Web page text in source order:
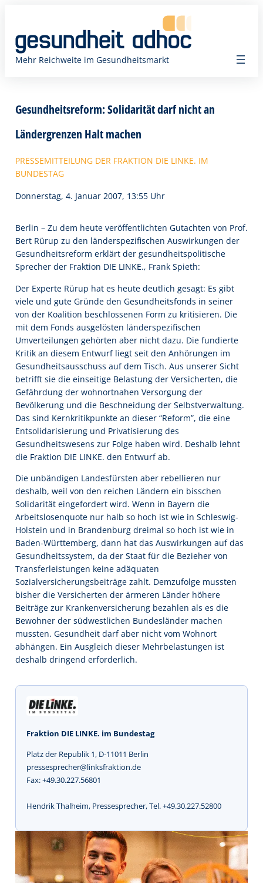
springen
Mehr Reichweite im Gesundheitsmarkt
Gesundheitsreform: Solidarität darf nicht an
Ländergrenzen Halt machen
PRESSEMITTEILUNG DER FRAKTION DIE LINKE. IM
BUNDESTAG
Donnerstag, 4. Januar 2007, 13:55 Uhr
Berlin – Zu dem heute veröffentlichten Gutachten von Prof.
Bert Rürup zu den länderspezifischen Auswirkungen der
Gesundheitsreform erklärt der gesundheitspolitische
Sprecher der Fraktion DIE LINKE., Frank Spieth:
Der Experte Rürup hat es heute deutlich gesagt: Es gibt
viele und gute Gründe den Gesundheitsfonds in seiner
von der Koalition beschlossenen Form zu kritisieren. Die
mit dem Fonds ausgelösten länderspezifischen
Umverteilungen gehörten aber nicht dazu. Die fundierte
Kritik an diesem Entwurf liegt seit den Anhörungen im
Gesundheitsausschuss auf dem Tisch. Aus unserer Sicht
betrifft sie die einseitige Belastung der Versicherten, die
Gefährdung der wohnortnahen Versorgung der
Bevölkerung und die Beschneidung der Selbstverwaltung.
Das sind Kernkritikpunkte an dieser “Reform”, die eine
Entsolidarisierung und Privatisierung des
Gesundheitswesens zur Folge haben wird. Deshalb lehnt
die Fraktion DIE LINKE. den Entwurf ab.
Die unbändigen Landesfürsten aber rebellieren nur
deshalb, weil von den reichen Ländern ein bisschen
Solidarität eingefordert wird. Wenn in Bayern die
Arbeitslosenquote nur halb so hoch ist wie in Schleswig-
Holstein und in Brandenburg dreimal so hoch ist wie in
Baden-Württemberg, dann hat das Auswirkungen auf das
Gesundheitssystem, da der Staat für die Bezieher von
Transferleistungen keine adäquaten
Sozialversicherungsbeiträge zahlt. Demzufolge mussten
bisher die Versicherten der ärmeren Länder höhere
Beiträge zur Krankenversicherung bezahlen als es die
Bewohner der südwestlichen Bundesländer machen
mussten. Gesundheit darf aber nicht vom Wohnort
abhängen. Ein Ausgleich dieser Mehrbelastungen ist
deshalb dringend erforderlich.
Fraktion DIE LINKE. im Bundestag
Platz der Republik 1, D-11011 Berlin
pressesprecher@linksfraktion.de
Fax: +49.30.227.56801
Hendrik Thalheim, Pressesprecher, Tel. +49.30.227.52800